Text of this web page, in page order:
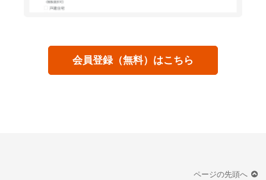
会員登録（無料）はこちら
ページの先頭へ